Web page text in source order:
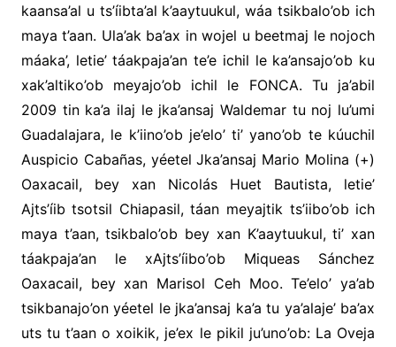
kaansa’al u ts’íibta’al k’aaytuukul, wáa tsikbalo’ob ich
maya t’aan. Ula’ak ba’ax in wojel u beetmaj le nojoch
máaka’, letie’ táakpaja’an te’e ichil le ka’ansajo’ob ku
xak’altiko’ob meyajo’ob ichil le FONCA. Tu ja’abil
2009 tin ka’a ilaj le jka’ansaj Waldemar tu noj lu’umi
Guadalajara, le k’iino’ob je’elo’ ti’ yano’ob te kúuchil
Auspicio Cabañas, yéetel Jka’ansaj Mario Molina (+)
Oaxacail, bey xan Nicolás Huet Bautista, letie’
Ajts’íib tsotsil Chiapasil, táan meyajtik ts’iibo’ob ich
maya t’aan, tsikbalo’ob bey xan K’aaytuukul, ti’ xan
táakpaja’an le xAjts’íibo’ob Miqueas Sánchez
Oaxacail, bey xan Marisol Ceh Moo. Te’elo’ ya’ab
tsikbanajo’on yéetel le jka’ansaj ka’a tu ya’alaje’ ba’ax
uts tu t’aan o xoikik, je’ex le pikil ju’uno’ob: La Oveja